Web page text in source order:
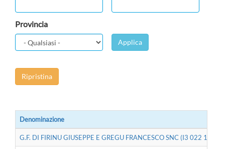
Provincia
Applica
Ripristina
Denominazione
G.F. DI FIRINU GIUSEPPE E GREGU FRANCESCO SNC (I3 022 1814)